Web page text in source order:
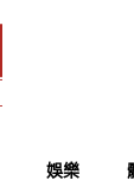
娛樂